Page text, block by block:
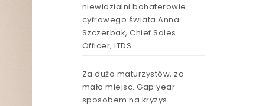
niewidzialni bohaterowie
cyfrowego świata Anna
Szczerbak, Chief Sales
Officer, ITDS
Za dużo maturzystów, za
mało miejsc. Gap year
sposobem na kryzys